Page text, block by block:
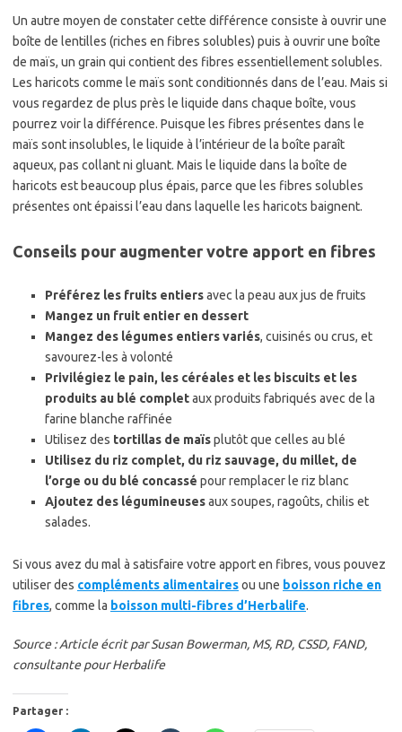
Un autre moyen de constater cette différence consiste à ouvrir une
boîte de lentilles (riches en fibres solubles) puis à ouvrir une boîte
de maïs, un grain qui contient des fibres essentiellement solubles.
Les haricots comme le maïs sont conditionnés dans de l’eau. Mais si
vous regardez de plus près le liquide dans chaque boîte, vous
pourrez voir la différence. Puisque les fibres présentes dans le
maïs sont insolubles, le liquide à l’intérieur de la boîte paraît
aqueux, pas collant ni gluant. Mais le liquide dans la boîte de
haricots est beaucoup plus épais, parce que les fibres solubles
présentes ont épaissi l’eau dans laquelle les haricots baignent.
Conseils pour augmenter votre apport en fibres
Préférez les fruits entiersavec la peau aux jus de fruits
Mangez un fruit entier en dessert
Mangez des légumes entiers variés, cuisinés ou crus, et
savourez-les à volonté
Privilégiez le pain, les céréales et les biscuits et les
produits au blé completaux produits fabriqués avec de la
farine blanche raffinée
Utilisez des tortillas de maïsplutôt que celles au blé
Utilisez du riz complet, du riz sauvage, du millet, de
l’orge ou du blé concassé pour remplacer le riz blanc
Ajoutez des légumineusesaux soupes, ragoûts, chilis et
salades.
Si vous avez du mal à satisfaire votre apport en fibres, vous pouvez
utiliser des compléments alimentairesou une boisson riche en
fibres, comme la boisson multi-fibres d’Herbalife.
Source : Article écrit par Susan Bowerman, MS, RD, CSSD, FAND,
consultante pour Herbalife
Partager :